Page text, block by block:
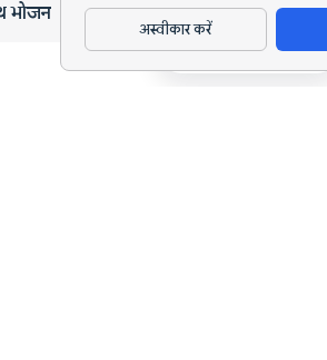
अस्वीकार करें
ऐप डाउनलोड करें
भोजन